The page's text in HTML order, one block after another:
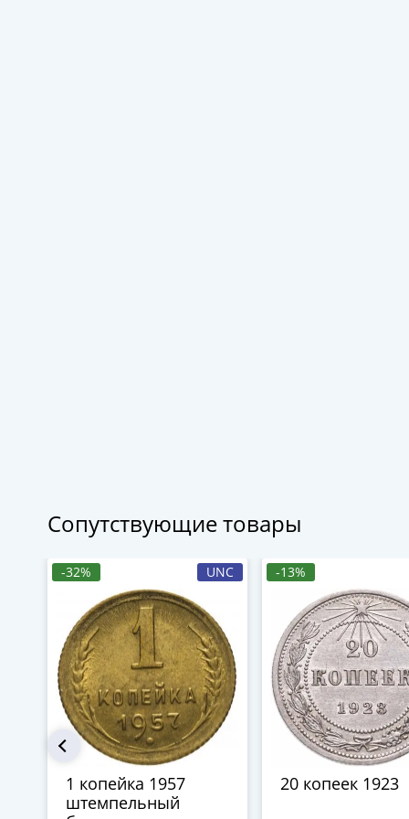
Сопутствующие товары
-32% UNC
1 копейка 1957
штемпельный
-13%
20 копеек 1923